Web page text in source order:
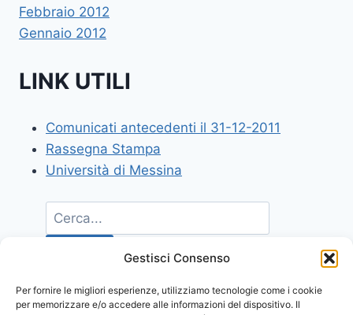
Gestisci Consenso
Per fornire le migliori esperienze, utilizziamo tecnologie come i cookie
per memorizzare e/o accedere alle informazioni del dispositivo. Il
Febbraio 2012
Gennaio 2012
LINK UTILI
Comunicati antecedenti il 31-12-2011
Rassegna Stampa
Università di Messina